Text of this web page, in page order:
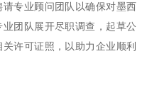
专业顾问团队以确保对墨西
团队展开尽职调查，起草公
许可证照，以助力企业顺利